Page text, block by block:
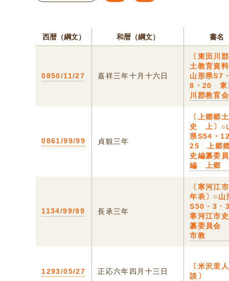
西暦（綱文） 和暦（綱文） 書名
0850/11/27 嘉祥三年十月十六日
〔東田川
土教育資
山形県S7
8・20 東
川郡教育
0861/99/99 貞観三年
〔上郷郷土
史 上〕○
県S54・
25 上郷
史編纂委
編 上郷
1134/99/99 長承三年
〔寒河江
年表〕○山
S50・3
寒河江市
纂委員会
市教
1293/05/27 正応六年四月十三日
〔米沢里人
談〕